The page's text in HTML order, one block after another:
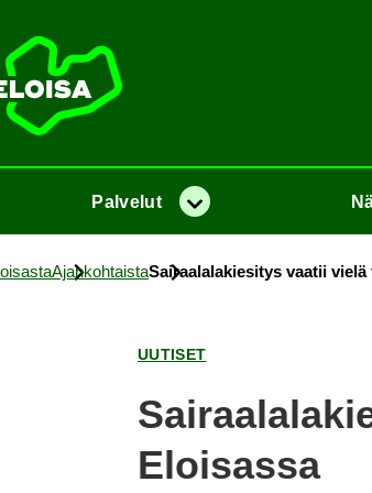
Pal­ve­lut Va­lik­ko
Ajan­koh­tais­taSai­raa­la­la­kie­si­tys vaa­tii
UU­TI­SET
Eloi­sas­sa